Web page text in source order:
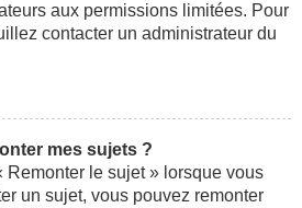
aux permissions limitées. Pour
contacter un administrateur du
mes sujets ?
Remonter le sujet » lorsque vous
un sujet, vous pouvez remonter